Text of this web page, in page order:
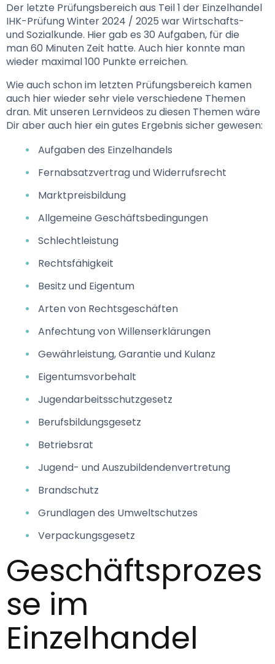
Der letzte Prüfungsbereich aus Teil 1 der Einzelhandel
IHK-Prüfung Winter 2024 / 2025 war Wirtschafts-
und Sozialkunde. Hier gab es 30 Aufgaben, für die
man 60 Minuten Zeit hatte. Auch hier konnte man
wieder maximal 100 Punkte erreichen.
Wie auch schon im letzten Prüfungsbereich kamen
auch hier wieder sehr viele verschiedene Themen
dran. Mit unseren Lernvideos zu diesen Themen wäre
Dir aber auch hier ein gutes Ergebnis sicher gewesen:
Aufgaben des Einzelhandels
Fernabsatzvertrag und Widerrufsrecht
Marktpreisbildung
Allgemeine Geschäftsbedingungen
Schlechtleistung
Rechtsfähigkeit
Besitz und Eigentum
Arten von Rechtsgeschäften
Anfechtung von Willenserklärungen
Gewährleistung, Garantie und Kulanz
Eigentumsvorbehalt
Jugendarbeitsschutzgesetz
Berufsbildungsgesetz
Betriebsrat
Jugend- und Auszubildendenvertretung
Brandschutz
Grundlagen des Umweltschutzes
Verpackungsgesetz
Geschäftsprozes
se im
Einzelhandel